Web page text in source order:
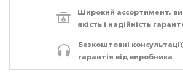
АКСЕСУАРИ
Широкий ассортимент,
якість і надійність
Безкоштовні
гарантія від виробника